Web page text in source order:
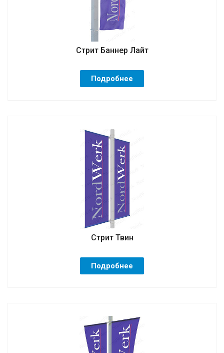
Стрит Баннер Лайт
Подробнее
Стрит Твин
Подробнее